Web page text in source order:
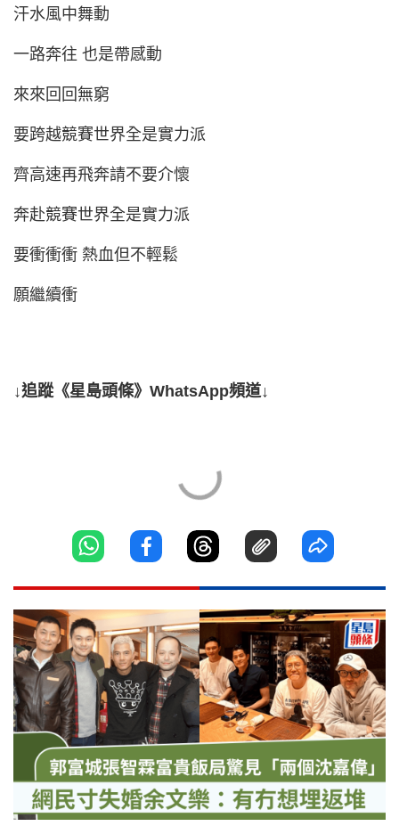
汗水風中舞動
一路奔往 也是帶感動
來來回回無窮
要跨越競賽世界全是實力派
齊高速再飛奔請不要介懷
奔赴競賽世界全是實力派
要衝衝衝 熱血但不輕鬆
願繼續衝
↓追蹤《星島頭條》WhatsApp頻道↓